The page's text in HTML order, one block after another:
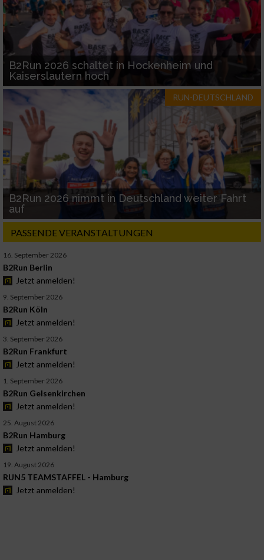
B2Run 2026 schaltet in Hockenheim und
Kaiserslautern hoch
RUN-DEUTSCHLAND
B2Run 2026 nimmt in Deutschland weiter Fahrt
auf
PASSENDE VERANSTALTUNGEN
16. September 2026
B2Run Berlin
Jetzt anmelden!
9. September 2026
B2Run Köln
Jetzt anmelden!
3. September 2026
B2Run Frankfurt
Jetzt anmelden!
1. September 2026
B2Run Gelsenkirchen
Jetzt anmelden!
25. August 2026
B2Run Hamburg
Jetzt anmelden!
19. August 2026
RUN5 TEAMSTAFFEL - Hamburg
Jetzt anmelden!